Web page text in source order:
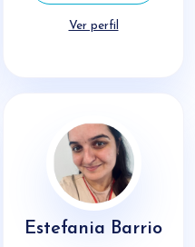
Ver perfil
Estefania Barrio